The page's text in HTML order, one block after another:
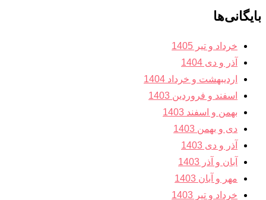
بایگانی‌ها
خرداد و تیر 1405
آذر و دی 1404
اردیبهشت و خرداد 1404
اسفند و فروردین 1403
بهمن و اسفند 1403
دی و بهمن 1403
آذر و دی 1403
آبان و آذر 1403
مهر و آبان 1403
خرداد و تیر 1403